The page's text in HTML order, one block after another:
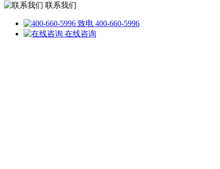
联系我们
致电 400-660-5996
在线咨询